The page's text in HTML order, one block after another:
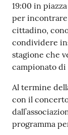
19:00 in
per
cittadino,
condividere
stagione che
campionato di
Al termine
con il
programma